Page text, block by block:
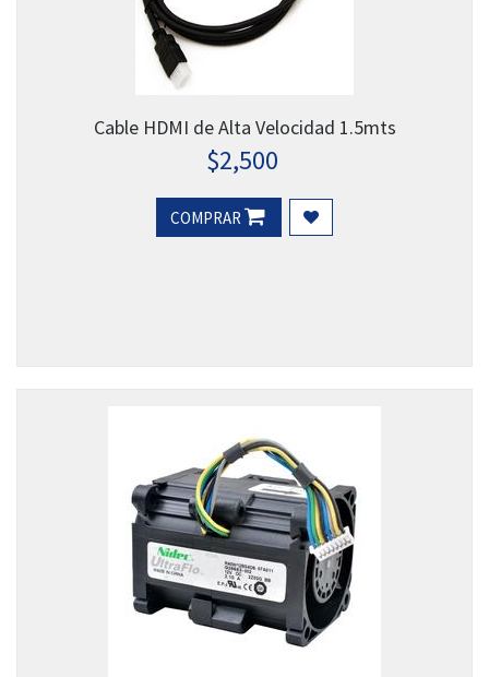
Cable HDMI de Alta Velocidad 1.5mts
$2,500
COMPRAR